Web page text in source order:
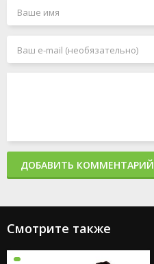
ДОБАВИТЬ КОММЕНТАРИЙ
Смотрите также